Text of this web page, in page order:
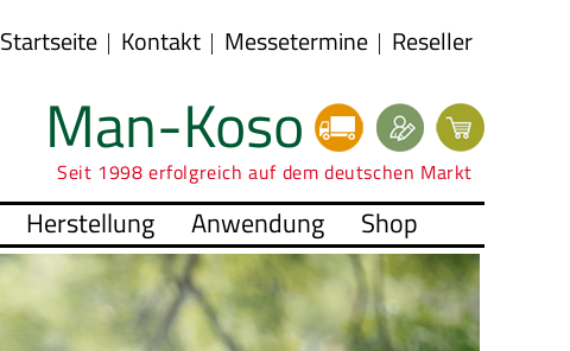
Startseite Kontakt Messetermine Reseller
Man-Koso
Seit 1998 erfolgreich auf dem deutschen Markt
Herstellung Anwendung Shop